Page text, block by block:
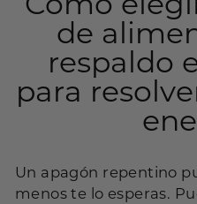
de
respaldo
para
Un apagón repentino
menos te lo esperas.